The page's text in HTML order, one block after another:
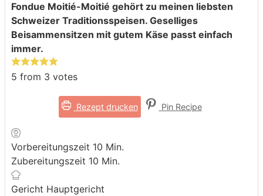
Fondue Moitié-Moitié gehört zu meinen liebsten
Schweizer Traditionsspeisen. Geselliges
Beisammensitzen mit gutem Käse passt einfach
immer.
5 from 3 votes
Rezept drucken Pin Recipe
Vorbereitungszeit 10 Minuten
Min.
Zubereitungszeit 10 Minuten
Min.
Gericht Hauptgericht